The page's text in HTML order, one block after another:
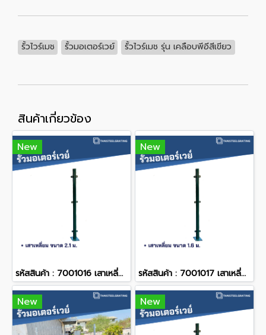
รั้วไวร์เมช รั้วมอเตอร์เวย์ รั้วไวร์เมช รุ่น เคลือบพีอีสีเขียว
สินค้าเกี่ยวข้อง
New
รหัสสินค้า : 7001016 เสาเหลี่ยม 2.1 ม.
New
รหัสสินค้า : 7001017 เสาเหลี่ยม 1.6 ม.
New New